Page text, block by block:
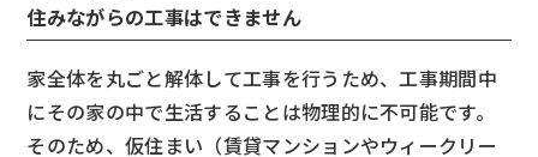
住みながらの工事はできません
家全体を丸ごと解体して工事を行うため、工事期間中
にその家の中で生活することは物理的に不可能です。
そのため、仮住まい（賃貸マンションやウィークリー